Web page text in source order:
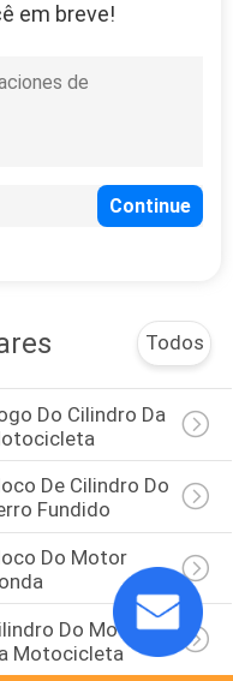
em breve!
Todos
Do Cilindro Da
De Cilindro Do
Fundido
Do Motor
Do Motor
Motocicleta